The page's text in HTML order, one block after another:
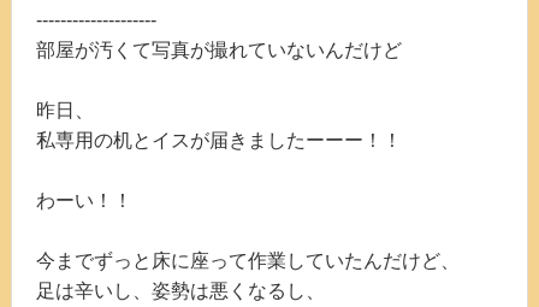
--------------------
部屋が汚くて写真が撮れていないんだけど
昨日、
私専用の机とイスが届きましたーーー！！
わーい！！
今までずっと床に座って作業していたんだけど、
足は辛いし、姿勢は悪くなるし、